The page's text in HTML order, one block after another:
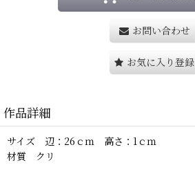
お問い合わせ
お気に入り登録
作品詳細
サイズ 辺：26ｃｍ 高さ：1ｃｍ
材質 クリ